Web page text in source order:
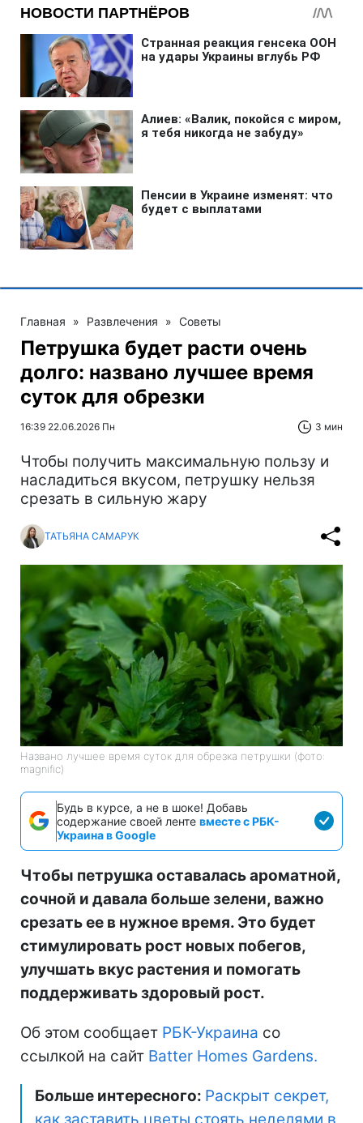
Главная » Развлечения » Советы
Петрушка будет расти очень
долго: названо лучшее время
суток для обрезки
16:39 22.06.2026 Пн 3 мин
Чтобы получить максимальную пользу и
насладиться вкусом, петрушку нельзя
срезать в сильную жару
ТАТЬЯНА САМАРУК
Названо лучшее время суток для обрезка петрушки (фото:
magnific)
Будь в курсе, а не в шоке! Добавь
содержание своей ленте вместе с РБК-
Украина в Google
Чтобы петрушка оставалась ароматной,
сочной и давала больше зелени, важно
срезать ее в нужное время. Это будет
стимулировать рост новых побегов,
улучшать вкус растения и помогать
поддерживать здоровый рост.
Об этом сообщает РБК-Украина со
ссылкой на сайт Batter Homes Gardens.
Больше интересного: Раскрыт секрет,
как заставить цветы стоять неделями в